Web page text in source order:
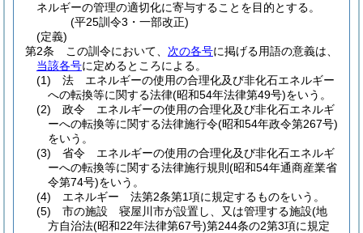
ネルギーの管理の適切化に寄与することを目的とする。
(平25訓令3・一部改正)
(定義)
第2条
この訓令において、 次の各号に掲げる用語の意義は、
当該各号に定めるところによる。
(1)
法 エネルギーの使用の合理化及び非化石エネルギー
への転換等に関する法律(昭和54年法律第49号)をいう。
(2)
政令 エネルギーの使用の合理化及び非化石エネルギ
ーへの転換等に関する法律施行令(昭和54年政令第267号)
をいう。
(3)
省令 エネルギーの使用の合理化及び非化石エネルギ
ーへの転換等に関する法律施行規則 (昭和54年通商産業省
令第74号)をいう。
(4)
エネルギー 法第2条第1項に規定するものをいう。
(5)
市の施設 寝屋川市が設置し、又は管理する施設(地
方自治法(昭和22年法律第67号)第244条の2第3項に規定